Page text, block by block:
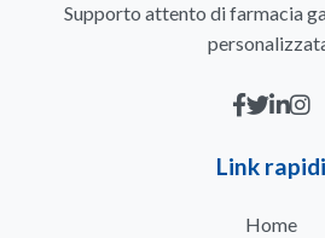
Supporto attento di farmacia
Link rapidi
Home